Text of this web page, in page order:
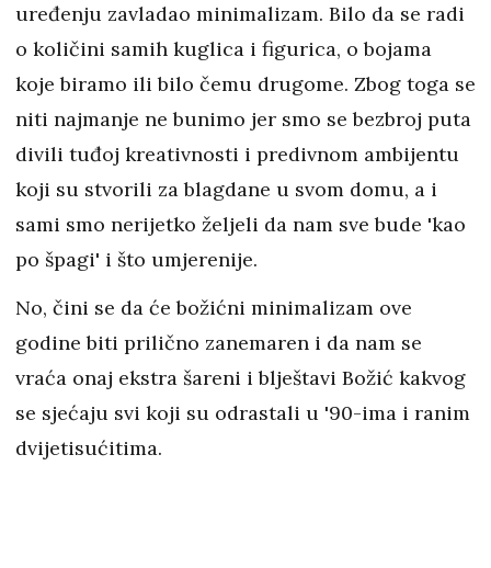
uređenju zavladao minimalizam. Bilo da se radi
o količini samih kuglica i figurica, o bojama
koje biramo ili bilo čemu drugome. Zbog toga se
niti najmanje ne bunimo jer smo se bezbroj puta
divili tuđoj kreativnosti i predivnom ambijentu
koji su stvorili za blagdane u svom domu, a i
sami smo nerijetko željeli da nam sve bude 'kao
po špagi' i što umjerenije.
No, čini se da će božićni minimalizam ove
godine biti prilično zanemaren i da nam se
vraća onaj ekstra šareni i blještavi Božić kakvog
se sjećaju svi koji su odrastali u '90-ima i ranim
dvijetisućitima.